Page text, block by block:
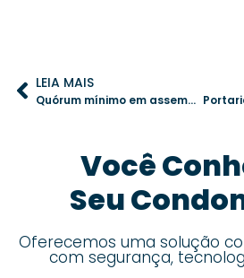
LEIA MAIS
Quórum mínimo em assembleias: como garantir participação ativa dos moradores
Você
Seu
Oferecemos uma solução
com segurança,